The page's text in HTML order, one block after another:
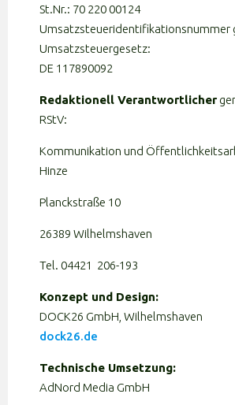
St.Nr.: 70 220 00124
Umsatzsteueridentifikationsnummer
Umsatzsteuergesetz:
DE 117890092
Redaktionell Verantwortlicher
RStV:
Kommunikation und
Hinze
Planckstraße 10
26389 Wilhelmshaven
Tel. 04421 206-193
Konzept und Design:
DOCK26 GmbH, Wilhelmshaven
dock26.de
Technische Umsetzung:
AdNord Media GmbH